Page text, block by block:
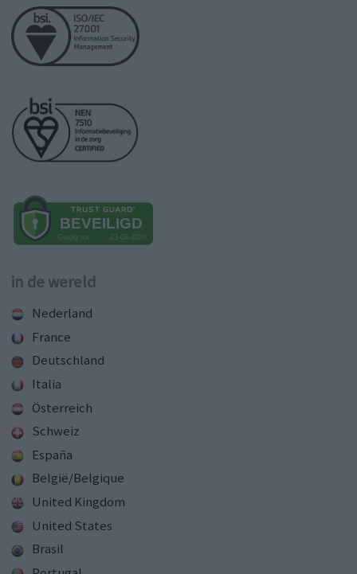
in de wereld
Nederland
France
Deutschland
Italia
Österreich
Schweiz
España
België/Belgique
United Kingdom
United States
Brasil